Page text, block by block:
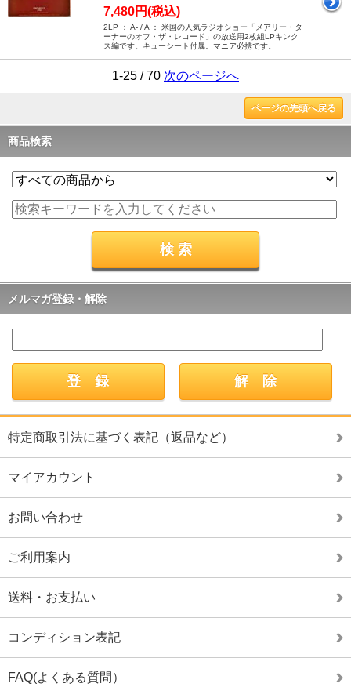
7,480円(税込)
2LP ： A- / A ： 米国の人気ラジオショー「メアリー・タ
ーナーのオフ・ザ・レコード」の放送用2枚組LPキンク
ス編です。キューシート付属。マニア必携です。
1-25 / 70 次のページへ
ページの先頭へ戻る
商品検索
メルマガ登録・解除
特定商取引法に基づく表記（返品など）
マイアカウント
お問い合わせ
ご利用案内
送料・お支払い
コンディション表記
FAQ(よくある質問）